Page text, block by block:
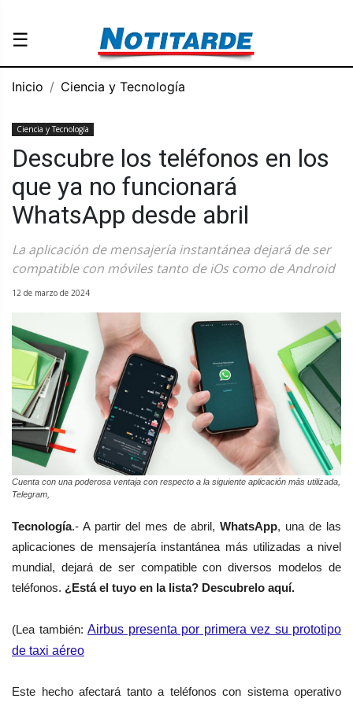
☰
Inicio Ciencia y Tecnología
Ciencia y Tecnología
Descubre los teléfonos en los
que ya no funcionará
WhatsApp desde abril
La aplicación de mensajería instantánea dejará de ser
compatible con móviles tanto de iOs como de Android
12 de marzo de 2024
Cuenta con una poderosa ventaja con respecto a la siguiente aplicación más utilizada,
Telegram,
Tecnología.- A partir del mes de abril, WhatsApp, una de las
aplicaciones de mensajería instantánea más utilizadas a nivel
mundial, dejará de ser compatible con diversos modelos de
teléfonos. ¿Está el tuyo en la lista? Descubrelo aquí.
(Lea también: Airbus presenta por primera vez su prototipo
de taxi aéreo
Este hecho afectará tanto a teléfonos con sistema operativo